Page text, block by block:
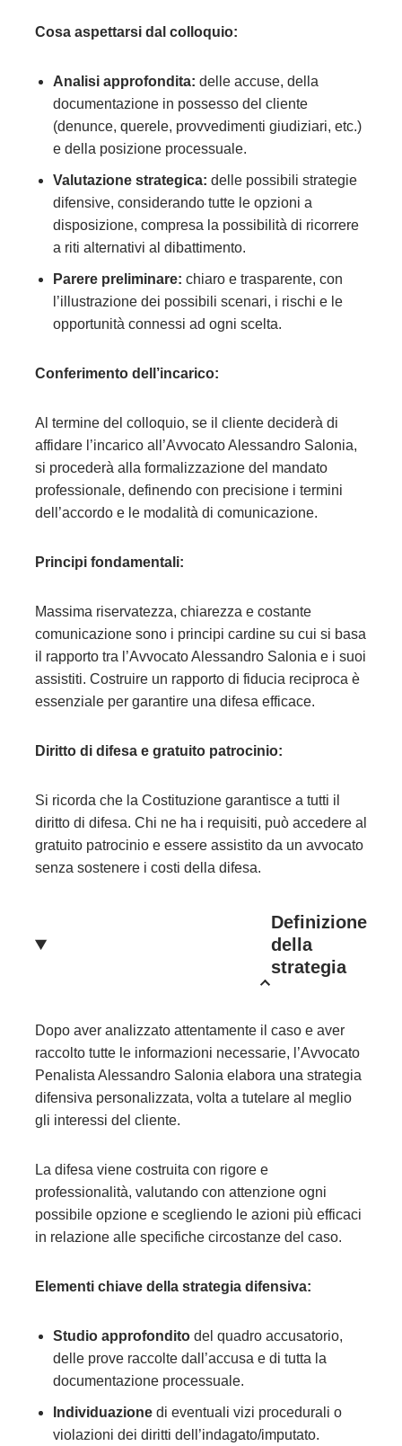
Cosa aspettarsi dal colloquio:
Analisi approfondita: delle accuse, della
documentazione in possesso del cliente
(denunce, querele, provvedimenti giudiziari, etc.)
e della posizione processuale.
Valutazione strategica: delle possibili strategie
difensive, considerando tutte le opzioni a
disposizione, compresa la possibilità di ricorrere
a riti alternativi al dibattimento.
Parere preliminare: chiaro e trasparente, con
l’illustrazione dei possibili scenari, i rischi e le
opportunità connessi ad ogni scelta.
Conferimento dell’incarico:
Al termine del colloquio, se il cliente deciderà di
affidare l’incarico all’Avvocato Alessandro Salonia,
si procederà alla formalizzazione del mandato
professionale, definendo con precisione i termini
dell’accordo e le modalità di comunicazione.
Principi fondamentali:
Massima riservatezza, chiarezza e costante
comunicazione sono i principi cardine su cui si basa
il rapporto tra l’Avvocato Alessandro Salonia e i suoi
assistiti. Costruire un rapporto di fiducia reciproca è
essenziale per garantire una difesa efficace.
Diritto di difesa e gratuito patrocinio:
Si ricorda che la Costituzione garantisce a tutti il
diritto di difesa. Chi ne ha i requisiti, può accedere al
gratuito patrocinio e essere assistito da un avvocato
senza sostenere i costi della difesa.
Definizione
della
strategia
Dopo aver analizzato attentamente il caso e aver
raccolto tutte le informazioni necessarie, l’Avvocato
Penalista Alessandro Salonia elabora una strategia
difensiva personalizzata, volta a tutelare al meglio
gli interessi del cliente.
La difesa viene costruita con rigore e
professionalità, valutando con attenzione ogni
possibile opzione e scegliendo le azioni più efficaci
in relazione alle specifiche circostanze del caso.
Elementi chiave della strategia difensiva:
Studio approfondito del quadro accusatorio,
delle prove raccolte dall’accusa e di tutta la
documentazione processuale.
Individuazione di eventuali vizi procedurali o
violazioni dei diritti dell’indagato/imputato.